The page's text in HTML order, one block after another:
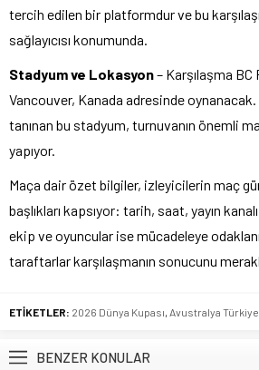
tercih edilen bir platformdur ve bu
sağlayıcısı konumunda.
Stadyum ve Lokasyon– Karşılaşma BC
Vancouver, Kanada adresinde oynanacak.
tanınan bu stadyum, turnuvanın önemli
yapıyor.
Maça dair özet bilgiler, izleyicilerin maç
başlıkları kapsıyor: tarih, saat, yayın
ekip ve oyuncular ise mücadeleye
taraftarlar karşılaşmanın sonucunu
ETİKETLER: 2026 Dünya Kupası, Avustralya Türkiye
BENZER KONULAR